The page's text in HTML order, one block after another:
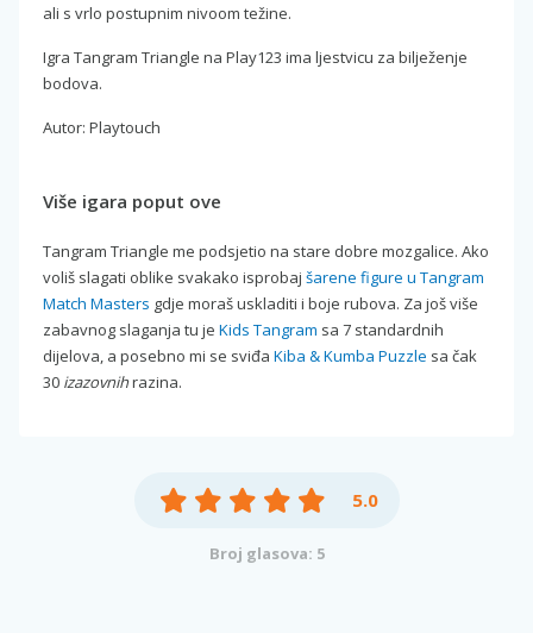
ali s vrlo postupnim nivoom težine.
Igra Tangram Triangle na Play123 ima ljestvicu za bilježenje
bodova.
Autor: Playtouch
Više igara poput ove
Tangram Triangle me podsjetio na stare dobre mozgalice. Ako
voliš slagati oblike svakako isprobaj šarene figure u Tangram
Match Masters gdje moraš uskladiti i boje rubova. Za još više
zabavnog slaganja tu je Kids Tangram sa 7 standardnih
dijelova, a posebno mi se sviđa Kiba & Kumba Puzzle sa čak
30 izazovnihrazina.
5.0
Broj glasova: 5